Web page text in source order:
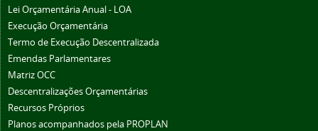
Lei Orçamentária Anual - LOA
Execução Orçamentária
Termo de Execução Descentralizada
Emendas Parlamentares
Matriz OCC
Descentralizações Orçamentárias
Recursos Próprios
Planos acompanhados pela PROPLAN